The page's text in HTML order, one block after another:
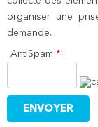
organiser une
demande.
AntiSpam *: